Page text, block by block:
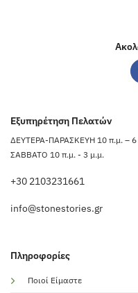
Εξυπηρέτηση Πελατών
ΔΕΥΤΕΡΑ-ΠΑΡΑΣΚΕΥΗ 10 π.μ. – 6
ΣΑΒΒΑΤΟ 10 π.μ. - 3 μ.μ.
+30 2103231661
info@stonestories.gr
Πληροφορίες
Ποιοί Είμαστε